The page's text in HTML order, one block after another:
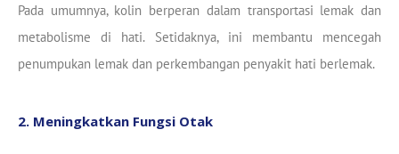
Pada umumnya, kolin berperan dalam transportasi lemak dan
metabolisme di hati. Setidaknya, ini membantu mencegah
penumpukan lemak dan perkembangan penyakit hati berlemak.
2. Meningkatkan Fungsi Otak